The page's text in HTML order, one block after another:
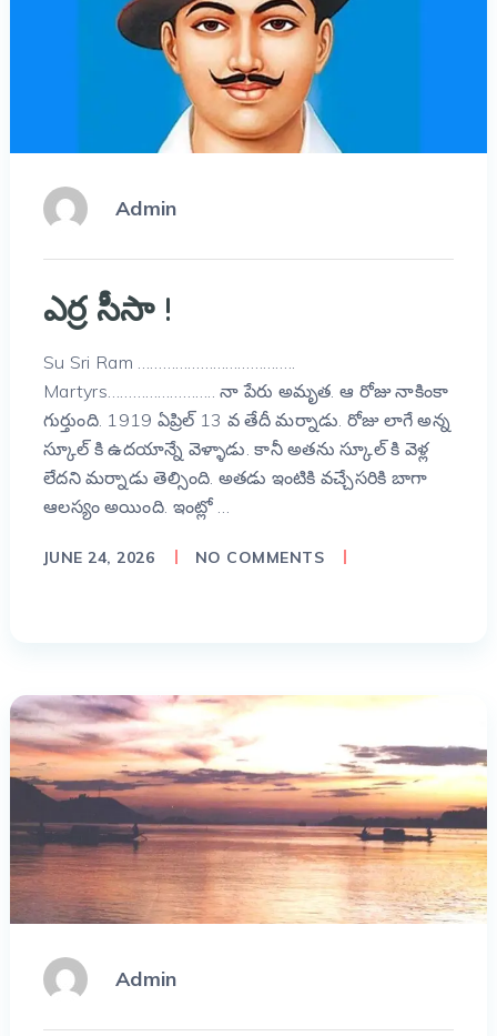
Admin
ఎర్ర సీసా !
Su Sri Ram ………………………………..
Martyrs…………………….. నా పేరు అమృత. ఆ రోజు నాకింకా
గుర్తుంది. 1919 ఏప్రిల్ 13 వ తేదీ మర్నాడు. రోజు లాగే అన్న
స్కూల్ కి ఉదయాన్నే వెళ్ళాడు. కానీ అతను స్కూల్ కి వెళ్ల
లేదని మర్నాడు తెల్సింది. అతడు ఇంటికి వచ్చేసరికి బాగా
ఆలస్యం అయింది. ఇంట్లో …
JUNE 24, 2026 NO COMMENTS
Admin